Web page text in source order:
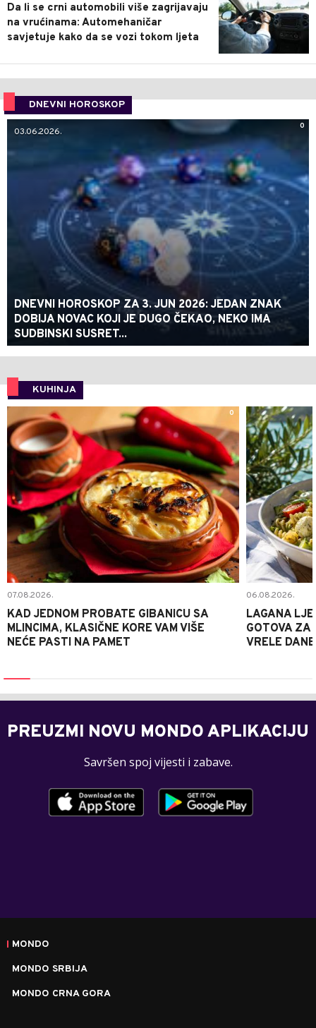
Da li se crni automobili više zagrijavaju
na vrućinama: Automehaničar
savjetuje kako da se vozi tokom ljeta
DNEVNI HOROSKOP
0
03.06.2026.
DNEVNI HOROSKOP ZA 3. JUN 2026: JEDAN ZNAK
DOBIJA NOVAC KOJI JE DUGO ČEKAO, NEKO IMA
SUDBINSKI SUSRET...
KUHINJA
0
07.08.2026.
KAD JEDNOM PROBATE GIBANICU SA
MLINCIMA, KLASIČNE KORE VAM VIŠE
NEĆE PASTI NA PAMET
06.08.2026.
LAGANA
GOTOVA ZA
VRELE DANE
PREUZMI NOVU MONDO APLIKACIJU
Savršen spoj vijesti i zabave.
MONDO
MONDO SRBIJA
MONDO CRNA GORA